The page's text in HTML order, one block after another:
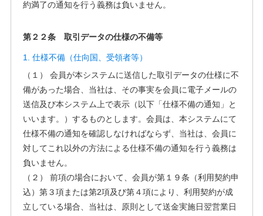
約満了の通知を行う義務は負いません。
第２２条 取引データの仕様の不備等
1. 仕様不備（仕向国、受領者等）
（１） 会員が本システムに送信した取引データの仕様に不
備があった場合、当社は、その事実を会員に電子メールの
送信及び本システム上で表示（以下「仕様不備の通知」と
いいます。）するものとします。会員は、本システムにて
仕様不備の通知を確認しなければならず、当社は、会員に
対してこれ以外の方法による仕様不備の通知を行う義務は
負いません。
（２） 前項の場合において、会員が第１９条（利用契約申
込）第３項または第2項及び第４項により、利用契約が成
立している場合、当社は、原則として送金実施日翌営業日